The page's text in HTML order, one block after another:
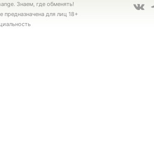
Знаем, где обменять!
предназначена для лиц 18+